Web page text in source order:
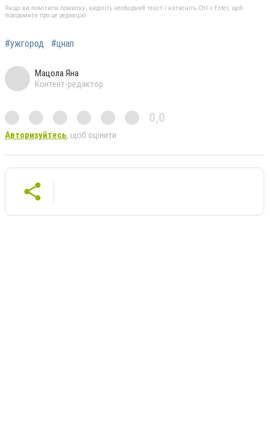
Якщо ви помітили помилку, виділіть необхідний текст і натисніть Ctrl + Enter, щоб
повідомити про це редакцію
#ужгород #цнап
Мацола Яна
Контент-редактор
0,0
Авторизуйтесь, щоб оцінити